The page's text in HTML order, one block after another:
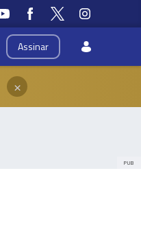
Assinar
×
PUB